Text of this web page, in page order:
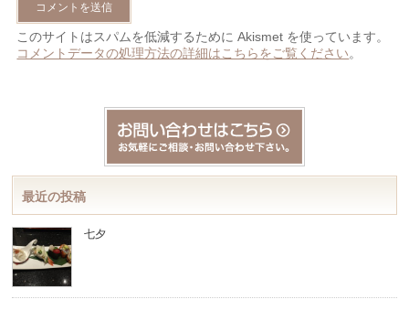
このサイトはスパムを低減するために Akismet を使っています。
コメントデータの処理方法の詳細はこちらをご覧ください。
最近の投稿
七夕